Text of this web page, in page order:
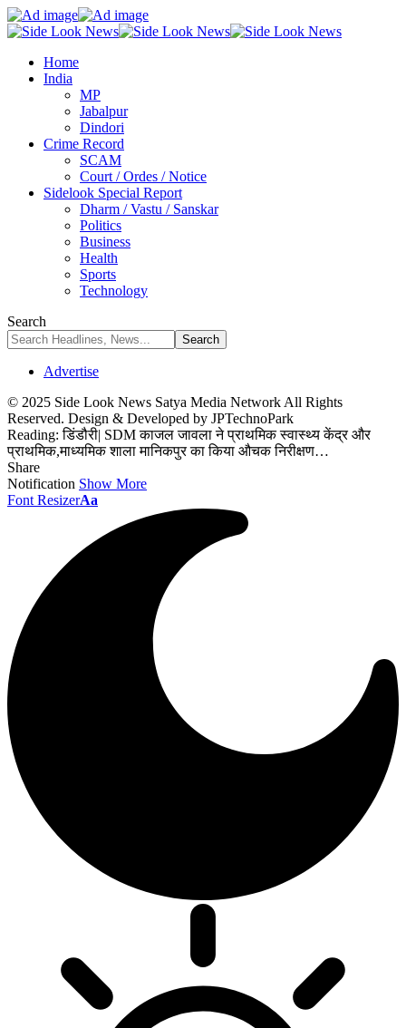
Home
India
MP
Jabalpur
Dindori
Crime Record
SCAM
Court / Ordes / Notice
Sidelook Special Report
Dharm / Vastu / Sanskar
Politics
Business
Health
Sports
Technology
Search
Advertise
© 2025 Side Look News Satya Media Network All Rights
Reserved. Design & Developed by JPTechnoPark
Reading: डिंडौरी| SDM काजल जावला ने प्राथमिक स्वास्थ्य केंद्र और
प्राथमिक,माध्यमिक शाला मानिकपुर का किया औचक निरीक्षण…
Share
Notification Show More
Font ResizerAa